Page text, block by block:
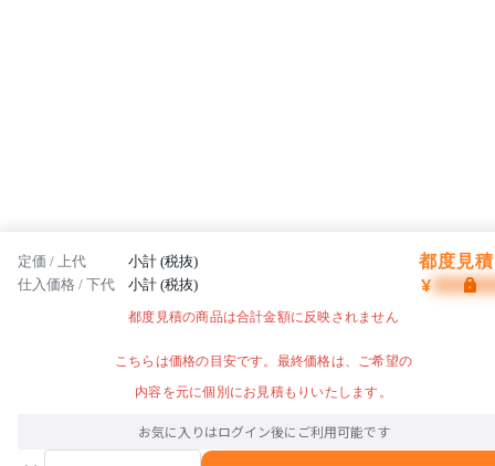
定価 / 上代 小計 (税抜) 都度見
仕入価格 / 下代 小計 (税抜) ¥
都度見積の商品は合計金額に反映されません
こちらは価格の目安です。最終価格は、ご希望の
内容を元に個別にお見積もりいたします。
お気に入りはログイン後にご利用可能です